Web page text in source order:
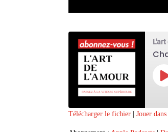
Apple Podcasts
SHARE
Télécharger le fichier |Jouer